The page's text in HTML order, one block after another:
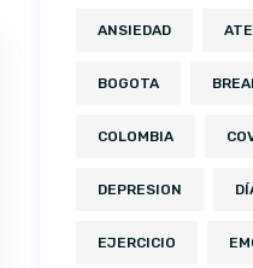
ANSIEDAD
BOGOTA
COLOMBIA
DEPRESION
EJERCICIO